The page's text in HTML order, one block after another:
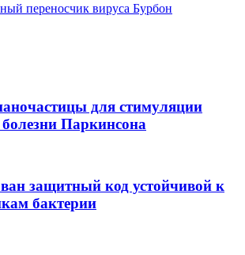
переносчик вируса Бурбон
для стимуляции
Паркинсона
защитный код устойчивой к
бактерии